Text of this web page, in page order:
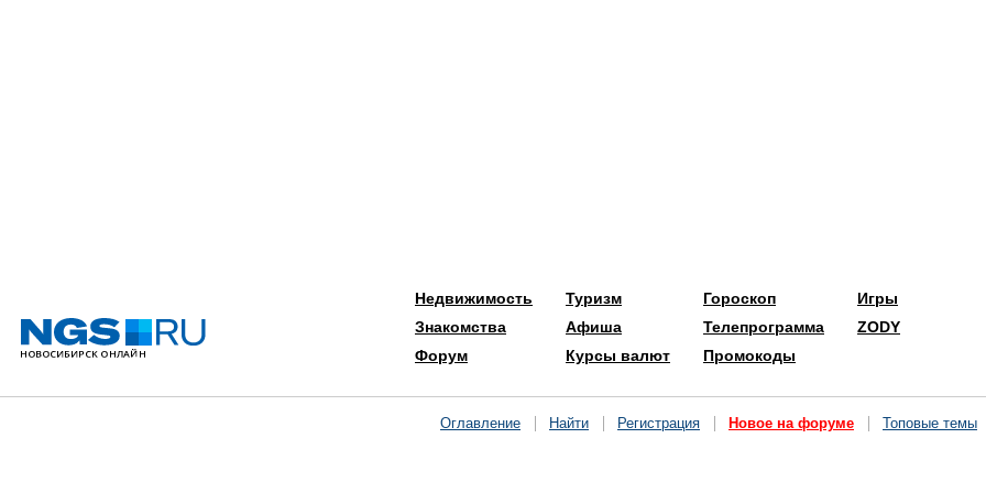
Недвижимость
Знакомства
Форум
Туризм
Афиша
Курсы валют
Гороскоп
Телепрограмма
Промокоды
Игры
ZODY
Оглавление Найти Регистрация Новое на форуме Топовые темы